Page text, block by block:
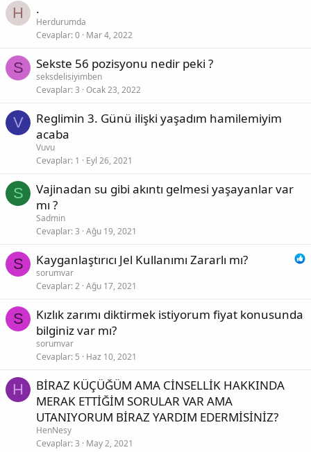
H .
Herdurumda
Cevaplar 0 Mar 4, 2022
S Sekste 56 pozisyonu nedir peki ?
seksdelisiyimben
Cevaplar 3 Ocak 23, 2022
V
Reglimin 3. Günü ilişki yaşadım hamilemiyim
acaba
Vuvu
Cevaplar 1 Eyl 26, 2021
S
Vajinadan su gibi akıntı gelmesi yaşayanlar var
mı ?
Sadmin
Cevaplar 3 Ağu 19, 2021
S Kayganlaştırıcı Jel Kullanımı Zararlı mı?
sorumvar
Cevaplar 2 Ağu 17, 2021
S
Kızlık zarımı diktirmek istiyorum fiyat konusunda
bilginiz var mı?
sorumvar
Cevaplar 5 Haz 10, 2021
H
BİRAZ KÜÇÜĞÜM AMA CİNSELLİK HAKKINDA
MERAK ETTİĞİM SORULAR VAR AMA
UTANIYORUM BİRAZ YARDIM EDERMİSİNİZ?
HenNesy
Cevaplar 3 May 2, 2021